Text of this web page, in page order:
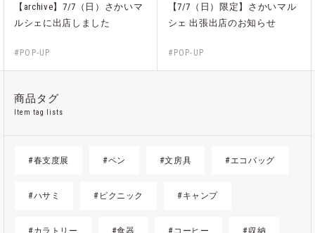
【archive】7/7（日）さかいマ
ルシェに出店しました
#POP-UP
【7/7（日）限定】さかいマル
シェ 出張出店のお知らせ
#POP-UP
商品タグ
Item tag lists
#春支度展 #ペン #文房具 #エコバッグ
#ハサミ #ピクニック #キャンプ
#カラトリー #食器 #コーヒー #収納